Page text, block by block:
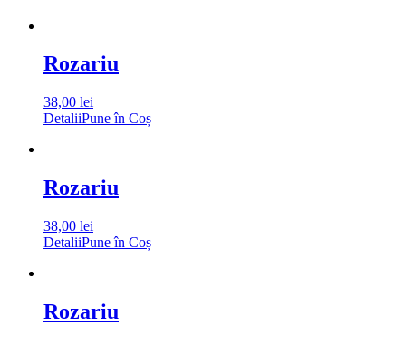
Rozariu
38,00 lei
DetaliiPune în Coș
Rozariu
38,00 lei
DetaliiPune în Coș
Rozariu